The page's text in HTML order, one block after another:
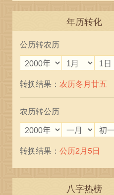
年历转化
公历转农历
转换结果： 农历冬月廿五
农历转公历
转换结果： 公历2月5日
八字热榜